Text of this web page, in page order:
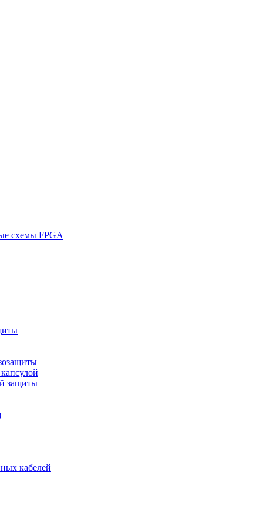
схемы FPGA
защиты
кабелей